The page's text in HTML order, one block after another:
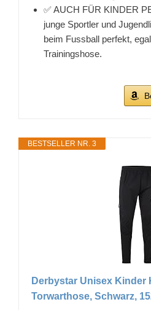
✅ AUCH FÜR KINDER
junge Sportler und
beim Fussball perfekt,
Trainingshose.
BESTSELLER NR. 3
Derbystar Unisex Kinder
Torwarthose, Schwarz,